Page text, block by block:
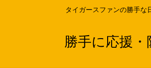
タイガースファンの勝手な
勝手に応援